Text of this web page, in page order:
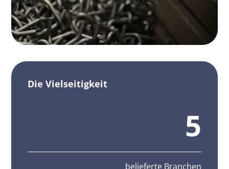
Die Vielseitigkeit
5
belieferte Branchen